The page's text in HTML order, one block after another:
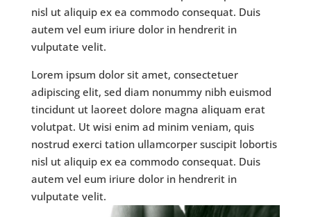
nisl ut aliquip ex ea commodo consequat. Duis
autem vel eum iriure dolor in hendrerit in
vulputate velit.
Lorem ipsum dolor sit amet, consectetuer
adipiscing elit, sed diam nonummy nibh euismod
tincidunt ut laoreet dolore magna aliquam erat
volutpat. Ut wisi enim ad minim veniam, quis
nostrud exerci tation ullamcorper suscipit lobortis
nisl ut aliquip ex ea commodo consequat. Duis
autem vel eum iriure dolor in hendrerit in
vulputate velit.